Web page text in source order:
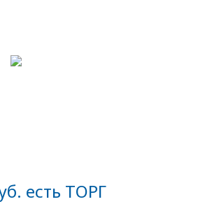
есть ТОРГ